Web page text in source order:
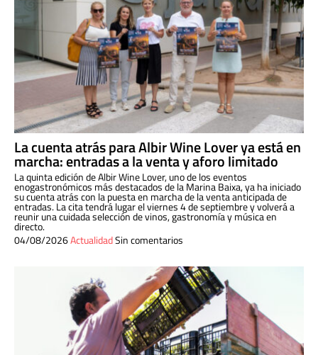
La cuenta atrás para Albir Wine Lover ya está en
marcha: entradas a la venta y aforo limitado
La quinta edición de Albir Wine Lover, uno de los eventos
enogastronómicos más destacados de la Marina Baixa, ya ha iniciado
su cuenta atrás con la puesta en marcha de la venta anticipada de
entradas. La cita tendrá lugar el viernes 4 de septiembre y volverá a
reunir una cuidada selección de vinos, gastronomía y música en
directo.
04/08/2026ActualidadSin comentarios